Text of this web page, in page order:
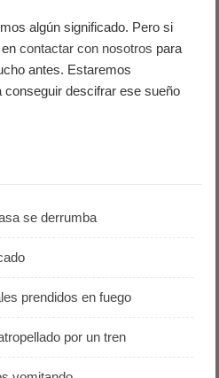
algún significado. Pero si
encontactar con nosotros para
antes. Estaremos
conseguir descifrar ese sueño
se derrumba
prendidos en fuego
por un tren